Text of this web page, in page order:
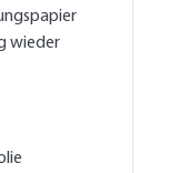
wieder